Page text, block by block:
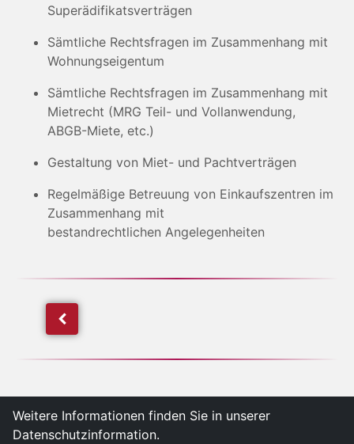
Superädifikatsverträgen
Sämtliche Rechtsfragen im Zusammenhang mit
Wohnungseigentum
Sämtliche Rechtsfragen im Zusammenhang mit
Mietrecht (MRG Teil- und Vollanwendung,
ABGB-Miete, etc.)
Gestaltung von Miet- und Pachtverträgen
Regelmäßige Betreuung von Einkaufszentren im
Zusammenhang mit
bestandrechtlichen Angelegenheiten
Weitere Informationen finden Sie in unserer
Datenschutzinformation.